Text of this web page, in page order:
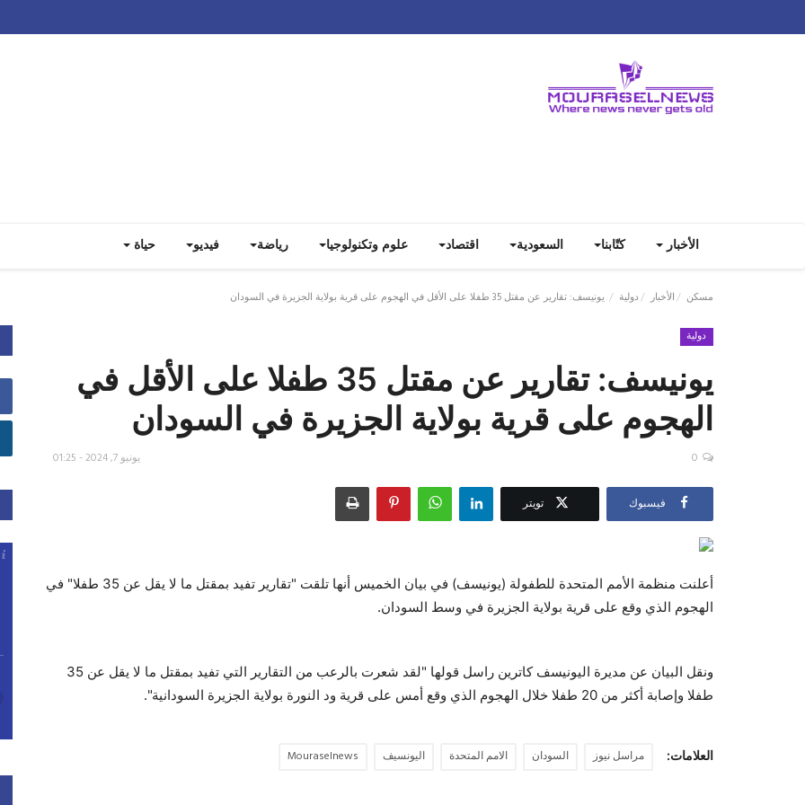
الأخبار كتّابنا السعودية اقتصاد علوم وتكنولوجيا رياضة فيديو حياة
مسكن الأخبار دولية يونيسف: تقارير عن مقتل 35 طفلا على الأقل في الهجوم على قرية بولاية الجزيرة في السودان
دولية
يونيسف: تقارير عن مقتل 35 طفلا على الأقل في
الهجوم على قرية بولاية الجزيرة في السودان
يونيو 7, 2024 - 01:25 0
فيسبوك تويتر
أعلنت منظمة الأمم المتحدة للطفولة (يونيسف) في بيان الخميس أنها تلقت "تقارير تفيد بمقتل ما لا يقل عن 35 طفلا" في
الهجوم الذي وقع على قرية بولاية الجزيرة في وسط السودان.
ونقل البيان عن مديرة اليونيسف كاترين راسل قولها "لقد شعرت بالرعب من التقارير التي تفيد بمقتل ما لا يقل عن 35
طفلا وإصابة أكثر من 20 طفلا خلال الهجوم الذي وقع أمس على قرية ود النورة بولاية الجزيرة السودانية".
العلامات: مراسل نيوز السودان الامم المتحدة اليونسيف Mouraselnews